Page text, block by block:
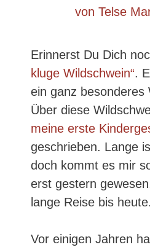
Erinnerst Du Dich
kluge Wildschwein“.
ein ganz besonderes
Über diese
meine erste
geschrieben. Lange
doch kommt es mir
erst gestern
lange Reise bis heute.
Vor einigen Jahren